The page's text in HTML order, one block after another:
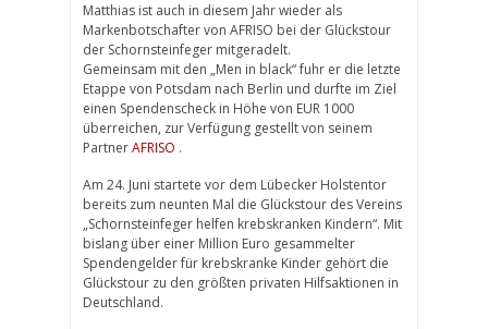
Matthias ist auch in diesem Jahr wieder als
Markenbotschafter von AFRISO bei der Glückstour
der Schornsteinfeger mitgeradelt.
Gemeinsam mit den „Men in black“ fuhr er die letzte
Etappe von Potsdam nach Berlin und durfte im Ziel
einen Spendenscheck in Höhe von EUR 1000
überreichen, zur Verfügung gestellt von seinem
PartnerAFRISO .
Am 24. Juni startete vor dem Lübecker Holstentor
bereits zum neunten Mal die Glückstour des Vereins
„Schornsteinfeger helfen krebskranken Kindern“. Mit
bislang über einer Million Euro gesammelter
Spendengelder für krebskranke Kinder gehört die
Glückstour zu den größten privaten Hilfsaktionen in
Deutschland.